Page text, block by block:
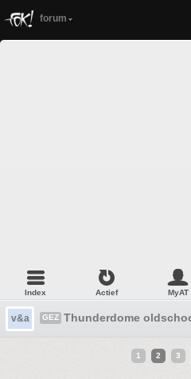
forum
Index Actief MyAT
v&a GEZ Thunderdome
1 2 3